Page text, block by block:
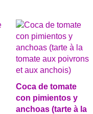
Coca de tomate
con pimientos y
anchoas (tarte à la